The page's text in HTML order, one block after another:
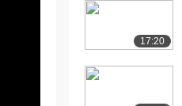
17:20